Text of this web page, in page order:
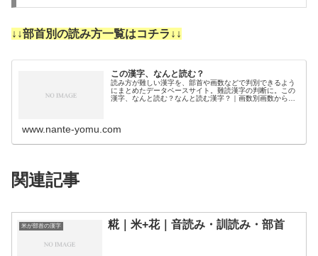
↓↓部首別の読み方一覧はコチラ↓↓
この漢字、なんと読む？
読み方が難しい漢字を、部首や画数などで判別できるよう
にまとめたデータベースサイト。難読漢字の判断に。この
漢字、なんと読む？なんと読む漢字？｜画数別画数から漢
www.nante-yomu.com
関連記事
米が部首の漢字 糀｜米+花｜音読み・訓読み・部首